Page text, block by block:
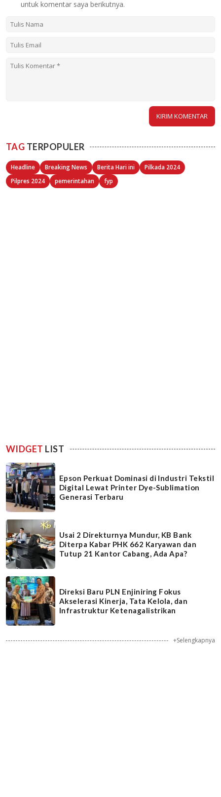
untuk komentar saya berikutnya.
TAG TERPOPULER
Headline Breaking News Berita Hari ini
Pilkada 2024
Pilpres 2024
pemerintahan fyp
WIDGET LIST
Epson Perkuat Dominasi di Industri Tekstil
Digital Lewat Printer Dye-Sublimation
Generasi Terbaru
Usai 2 Direkturnya Mundur, KB Bank
Diterpa Kabar PHK 662 Karyawan dan
Tutup 21 Kantor Cabang, Ada Apa?
Direksi Baru PLN Enjiniring Fokus
Akselerasi Kinerja, Tata Kelola, dan
Infrastruktur Ketenagalistrikan
+Selengkapnya